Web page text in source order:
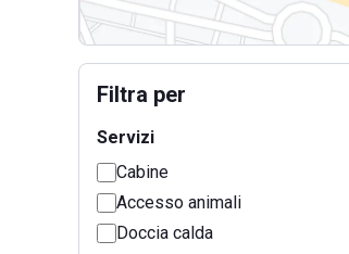
Filtra per
Servizi
Cabine
Accesso animali
Doccia calda